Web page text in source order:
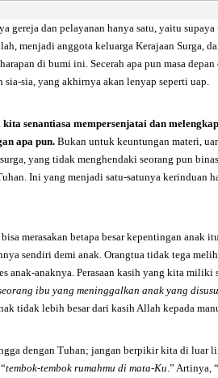
gereja dan pelayanan hanya satu, yaitu
menjadi anggota keluarga Kerajaan Surga,
di bumi ini. Secerah apa pun masa
sia-sia, yang akhirnya akan lenyap seperti uap.
kita senantiasa mempersenjatai dan
apa pun. Bukan untuk keuntungan materi,
yang tidak menghendaki seorang pun
Ini yang menjadi satu-satunya kerinduan
merasakan betapa besar kepentingan anak
sendiri demi anak. Orangtua tidak tega
anak-anaknya. Perasaan kasih yang kita
ibu yang meninggalkan anak yang
tidak lebih besar dari kasih Allah kepada
dengan Tuhan; jangan berpikir kita di luar
tembok-tembok rumahmu di mata-Ku.” Artinya,